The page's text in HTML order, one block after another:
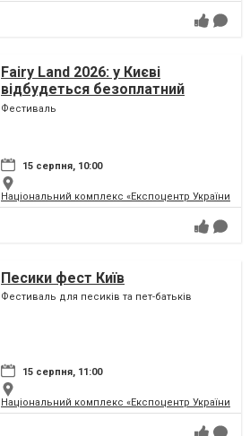
Fairy Land 2026: у Києві
відбудеться безоплатний
сімейний фестиваль, який
Фестиваль
15 серпня, 10:00
Національний комплекс «Експоцентр України»
Песики фест Київ
Фестиваль для песиків та пет-батьків
15 серпня, 11:00
Національний комплекс «Експоцентр України»